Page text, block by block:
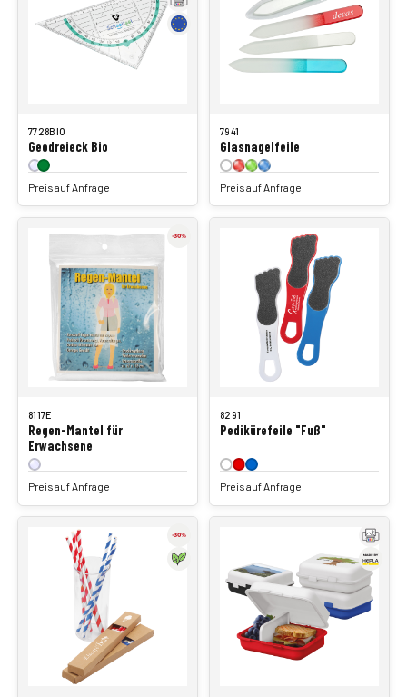
7728BIO
Geodreieck Bio
Preis auf Anfrage
7941
Glasnagelfeile
Preis auf Anfrage
8117E
Regen-Mantel für
Erwachsene
Preis auf Anfrage
8291
Pedikürefeile "Fuß"
Preis auf Anfrage